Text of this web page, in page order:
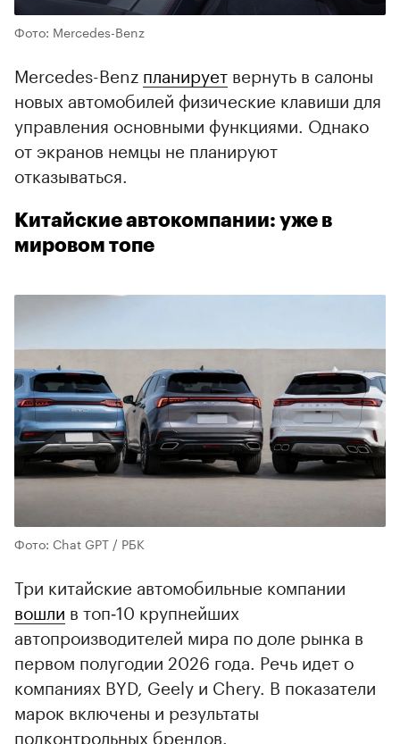
Фото: Mercedes-Benz
Mercedes-Benz планирует вернуть в салоны
новых автомобилей физические клавиши для
управления основными функциями. Однако
от экранов немцы не планируют
отказываться.
Китайские автокомпании: уже в
мировом топе
Фото: Chat GPT / РБК
Три китайские автомобильные компании
вошли в топ‑10 крупнейших
автопроизводителей мира по доле рынка в
первом полугодии 2026 года. Речь идет о
компаниях BYD, Geely и Chery. В показатели
марок включены и результаты
подконтрольных брендов.